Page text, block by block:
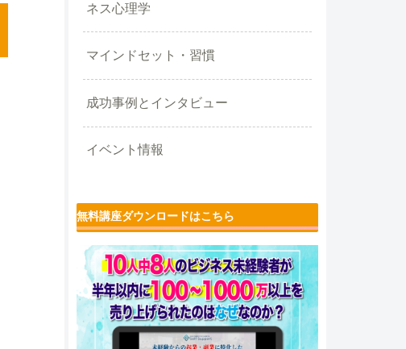
ネス心理学
マインドセット・習慣
成功事例とインタビュー
イベント情報
無料講座ダウンロードはこちら